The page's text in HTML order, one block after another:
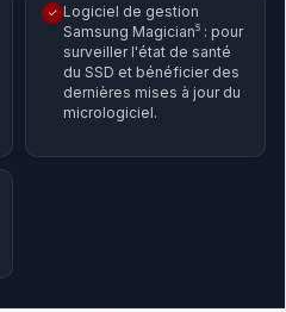
✓ Logiciel de gestion
Samsung Magician⁵ : pour
surveiller l'état de santé
du SSD et bénéficier des
dernières mises à jour du
micrologiciel.